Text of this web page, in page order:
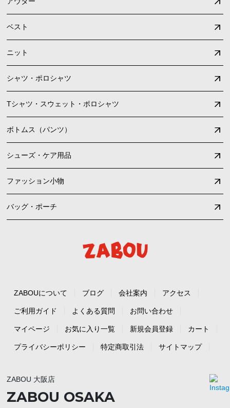
ベスト
ニット
シャツ・ポロシャツ
Tシャツ・スウェット・ポロシャツ
ボトムス（パンツ）
シューズ・ケア用品
ファッション小物
バッグ・ポーチ
ZABOUについて ブログ 会社案内 アクセス
ご利用ガイド よくある質問 お問い合わせ
マイページ お気に入り一覧 新規会員登録 カート
プライバシーポリシー 特定商取引法 サイトマップ
ZABOU 大阪店
ZABOU OSAKA